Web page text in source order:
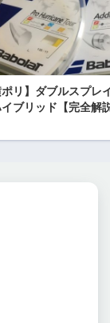
ポリ】ダブルスプレ
イブリッド【完全解